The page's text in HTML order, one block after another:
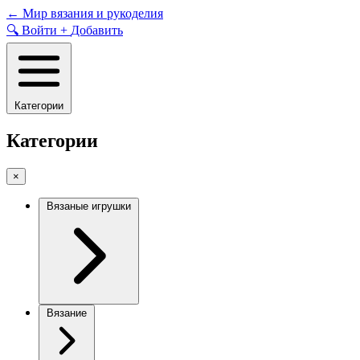
Skip
to
content
← Мир вязания и рукоделия
🔍 Войти + Добавить
Категории
Категории
×
Вязаные игрушки
Вязание